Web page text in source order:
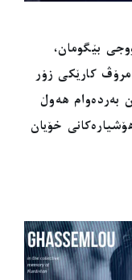
بێگومان،
کارێکی زۆر
بەردەوام هەوڵ
خۆیان